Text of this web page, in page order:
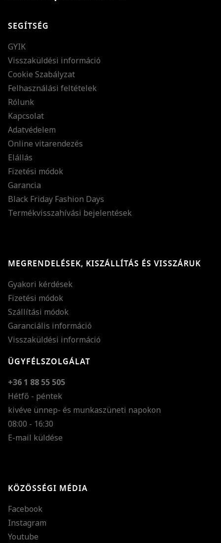
SEGÍTSÉG
GYIK
Visszaküldési információ
Cookie Szabályzat
Felhasználási feltételek
Rólunk
Kapcsolat
Adatvédelem
Online vitarendezés
Elállás
Fizetési módok
Garancia
Black Friday Fashion Days
Termékvisszahívási bejelentések
MEGRENDELÉSEK, KISZÁLLÍTÁS ÉS VISSZÁRUK
Gyakori kérdések
Fizetési módok
Szállítási módok
Garanciális információ
Visszaküldési információ
ÜGYFÉLSZOLGÁLAT
+36 1 88 55 505
Hétfő - péntek
kivéve ünnep- és munkaszüneti napokon
08:00 - 16:30
E-mail küldése
KÖZÖSSÉGI MÉDIA
Facebook
Instagram
Youtube